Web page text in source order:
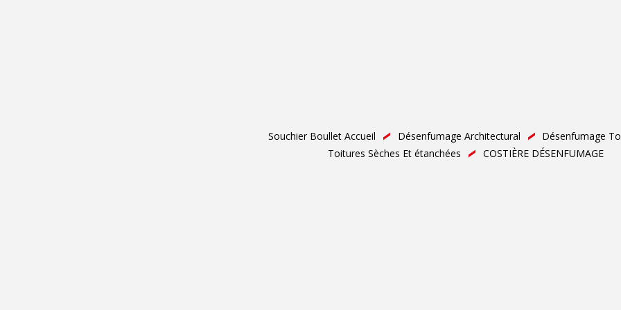
Souchier Boullet Accueil Désenfumage Architectural
Désenfumage
Toitures Sèches Et étanchées
COSTIÈRE DÉSENFUMAGE